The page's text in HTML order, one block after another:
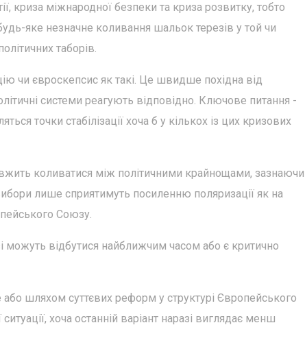
криза міжнародної безпеки та криза розвитку, тобто
яке незначне коливання шальок терезів у той чи
таборів.
чи євроскепсис як такі. Це швидше похідна від
системи реагують відповідно. Ключове питання -
точки стабілізації хоча б у кількох із цих кризових
коливатися між політичними крайнощами, зазнаючи
лише сприятимуть посиленню поляризації як на
Союзу.
відбутися найближчим часом або є критично
шляхом суттєвих реформ у структурі Європейського
хоча останній варіант наразі виглядає менш